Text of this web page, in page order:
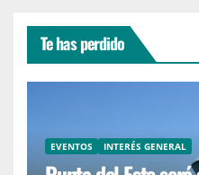
Te has perdido
EVENTOS INTERÉS GENERAL